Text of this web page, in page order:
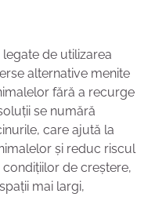
de utilizarea
alternative menite
fără a recurge
se numără
care ajută la
și reduc riscul
de creștere,
mai largi,